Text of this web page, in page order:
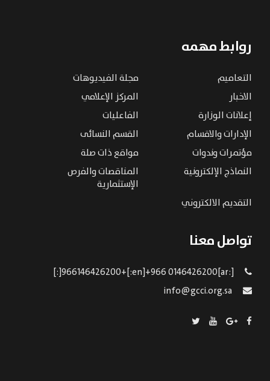
روابط مهمه
التعاميم
مجلة الفيديوهات
الاخبار
المركز الإعلامي
إعلانات الوزارة
الفاعليات
الإدارات والاقسام
القسم النسائى
مؤتمرات وندوات
مواقع ذات صلة
النماذج الإلكترونية
المناقصات والفرص
الإستثمارية
التقديم الالكتروني
تواصل معنا
[:ar]966146426200+[:en]+966 0146426200[:]